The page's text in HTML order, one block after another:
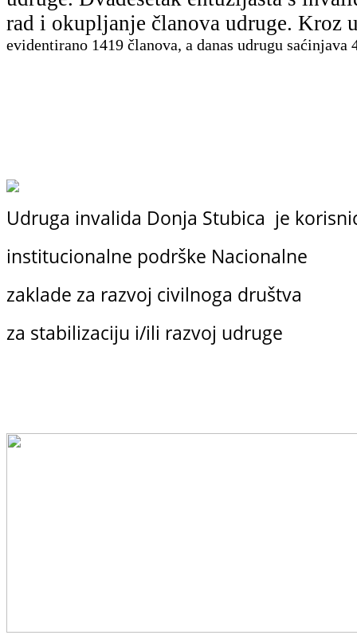
rad i okupljanje članova udruge. Kroz
evidentirano 1419 članova, a danas udrugu saćinjava
Udruga invalida Donja Stubica je
institucionalne podrške Nacionalne
zaklade za razvoj civilnoga društva
za stabilizaciju i/ili razvoj udruge